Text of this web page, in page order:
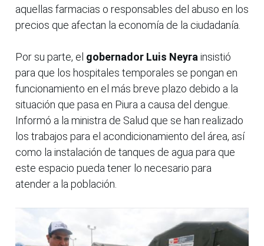
aquellas farmacias o responsables del abuso en los
precios que afectan la economía de la ciudadanía.
Por su parte, el gobernador Luis Neyra insistió
para que los hospitales temporales se pongan en
funcionamiento en el más breve plazo debido a la
situación que pasa en Piura a causa del dengue.
Informó a la ministra de Salud que se han realizado
los trabajos para el acondicionamiento del área, así
como la instalación de tanques de agua para que
este espacio pueda tener lo necesario para
atender a la población.